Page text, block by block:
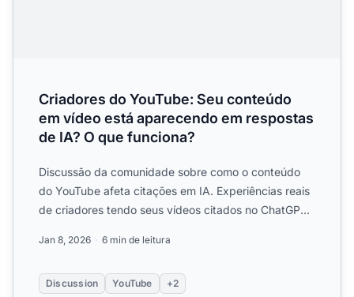
Criadores do YouTube: Seu conteúdo
em vídeo está aparecendo em respostas
de IA? O que funciona?
Discussão da comunidade sobre como o conteúdo
do YouTube afeta citações em IA. Experiências reais
de criadores tendo seus vídeos citados no ChatGPT,
Jan 8, 2026 6 min de leitura
Discussion YouTube +2